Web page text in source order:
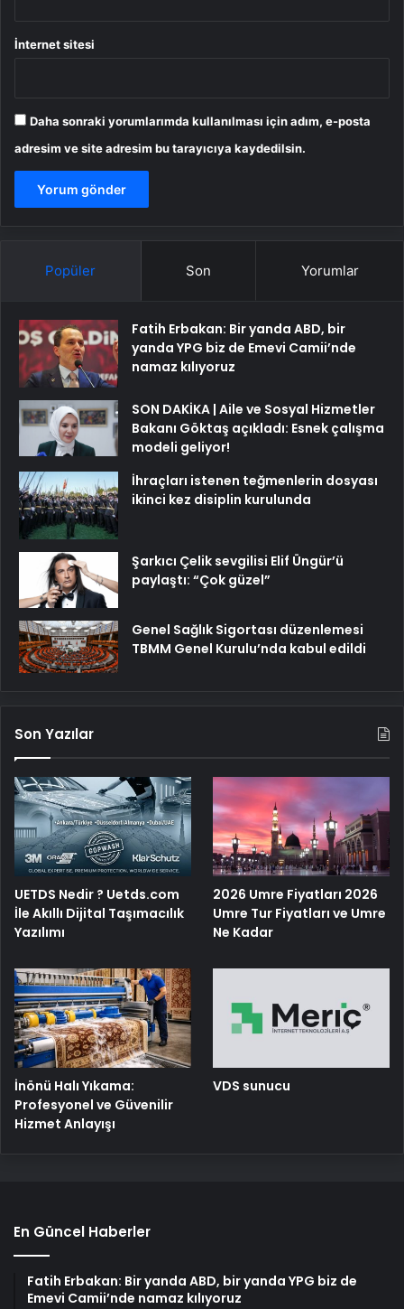
İnternet sitesi
Daha sonraki yorumlarımda kullanılması için adım, e-posta
adresim ve site adresim bu tarayıcıya kaydedilsin.
Popüler Son Yorumlar
Fatih Erbakan: Bir yanda ABD, bir
yanda YPG biz de Emevi Camii’nde
namaz kılıyoruz
SON DAKİKA | Aile ve Sosyal Hizmetler
Bakanı Göktaş açıkladı: Esnek çalışma
modeli geliyor!
İhraçları istenen teğmenlerin dosyası
ikinci kez disiplin kurulunda
Şarkıcı Çelik sevgilisi Elif Üngür’ü
paylaştı: “Çok güzel”
Genel Sağlık Sigortası düzenlemesi
TBMM Genel Kurulu’nda kabul edildi
Son Yazılar
UETDS Nedir ? Uetds.com
İle Akıllı Dijital Taşımacılık
Yazılımı
2026 Umre Fiyatları 2026
Umre Tur Fiyatları ve Umre
Ne Kadar
İnönü Halı Yıkama:
Profesyonel ve Güvenilir
Hizmet Anlayışı
VDS sunucu
En Güncel Haberler
Fatih Erbakan: Bir yanda ABD, bir yanda YPG biz de
Emevi Camii’nde namaz kılıyoruz